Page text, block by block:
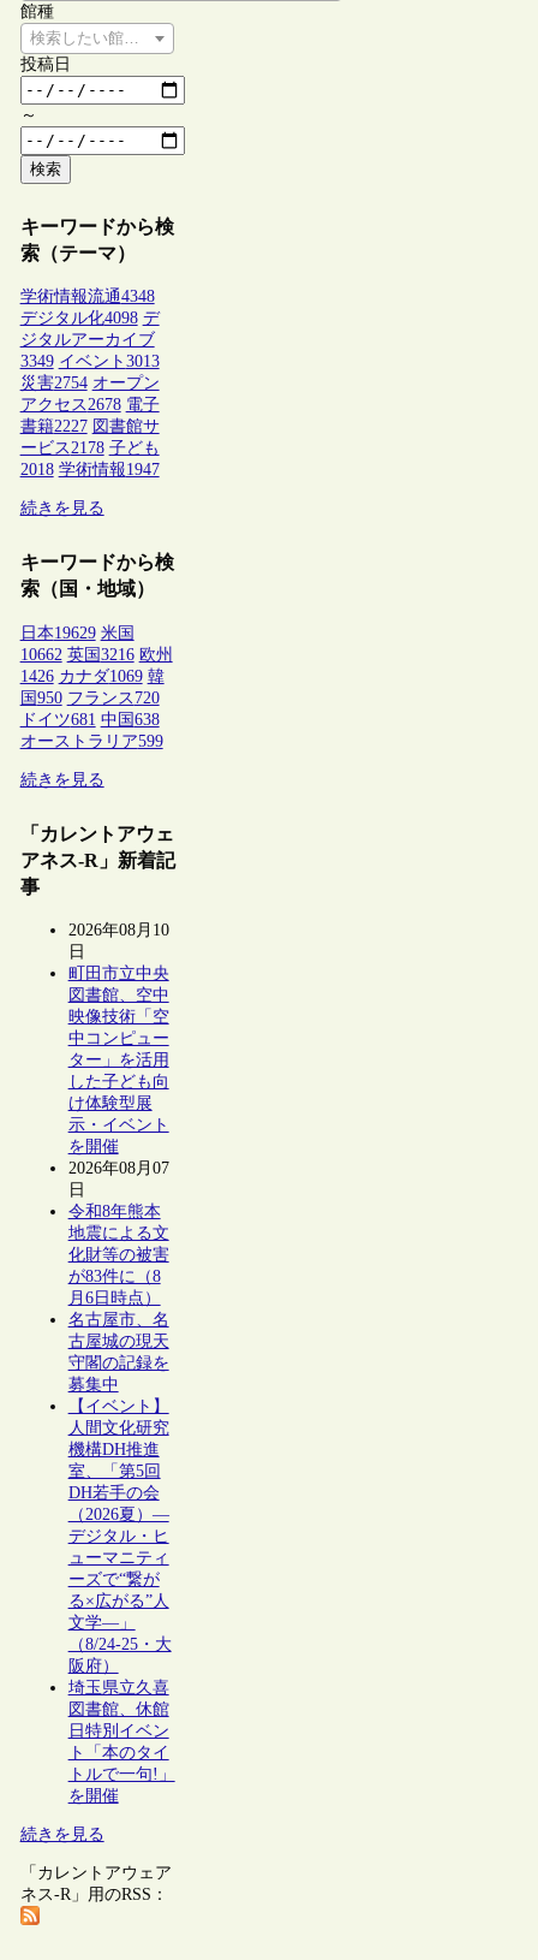
館種
検索したい館種を選択してください
投稿日
～
検索
キーワードから検
索（テーマ）
学術情報流通4348
デジタル化4098 デ
ジタルアーカイブ
3349 イベント 3013
災害2754 オープン
アクセス2678 電子
書籍2227 図書館サ
ービス2178 子ども
2018 学術情報1947
続きを見る
キーワードから検
索（国・地域）
日本19629 米国
10662 英国 3216 欧州
1426 カナダ1069 韓
国 950 フランス 720
ドイツ681 中国 638
オーストラリア599
続きを見る
「カレントアウェ
アネス-R」新着記
事
2026年08月10
日
町田市立中央
図書館、空中
映像技術「空
中コンピュー
ター」を活用
した子ども向
け体験型展
示・イベント
を開催
2026年08月07
日
令和8年熊本
地震による文
化財等の被害
が83件に（8
月6日時点）
名古屋市、名
古屋城の現天
守閣の記録を
募集中
【イベント】
人間文化研究
機構DH推進
室、「第5回
DH若手の会
（2026夏）―
デジタル・ヒ
ューマニティ
ーズで“繋が
る×広がる”人
文学―」
（8/24-25・大
阪府）
埼玉県立久喜
図書館、休館
日特別イベン
ト「本のタイ
トルで一句!」
を開催
続きを見る
「カレントアウェア
ネス-R」用のRSS：